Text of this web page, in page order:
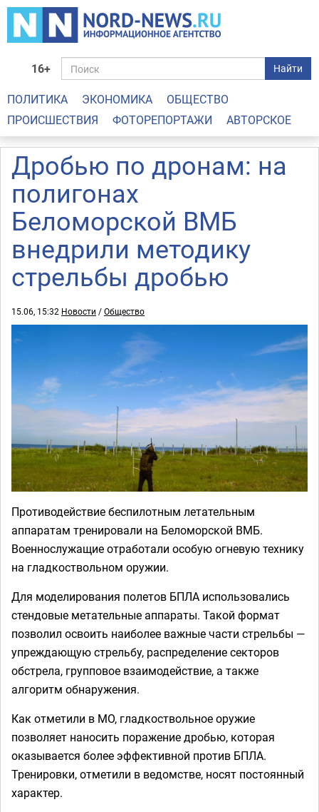
16+ Найти
ПОЛИТИКА ЭКОНОМИКА
ОБЩЕСТВО
ПРОИСШЕСТВИЯ
ФОТОРЕПОРТАЖИ АВТОРСКОЕ
Дробью по дронам: на
полигонах
Беломорской ВМБ
внедрили методику
стрельбы дробью
15.06, 15:32 Новости /Общество
Противодействие беспилотным летательным
аппаратам тренировали на Беломорской ВМБ.
Военнослужащие отработали особую огневую технику
на гладкоствольном оружии.
Для моделирования полетов БПЛА использовались
стендовые метательные аппараты. Такой формат
позволил освоить наиболее важные части стрельбы —
упреждающую стрельбу, распределение секторов
обстрела, групповое взаимодействие, а также
алгоритм обнаружения.
Как отметили в МО, гладкоствольное оружие
позволяет наносить поражение дробью, которая
оказывается более эффективной против БПЛА.
Тренировки, отметили в ведомстве, носят постоянный
характер.